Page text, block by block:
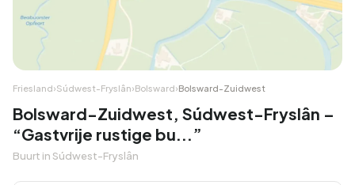
Friesland›Súdwest-Fryslân›Bolsward›Bolsward-Zuidwest
Bolsward-Zuidwest, Súdwest-Fryslân –
“Gastvrije rustige bu...”
Buurt in Súdwest-Fryslân